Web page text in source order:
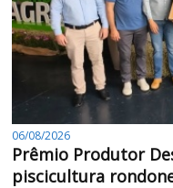
06/08/2026
Prêmio Produtor
piscicultura